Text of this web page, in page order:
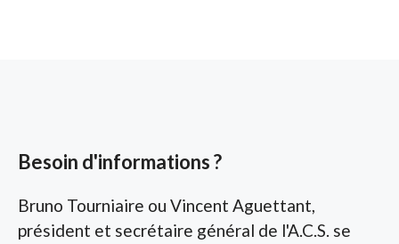
Besoin d'informations ?
Bruno Tourniaire ou Vincent Aguettant,
président et secrétaire général de l'A.C.S. se